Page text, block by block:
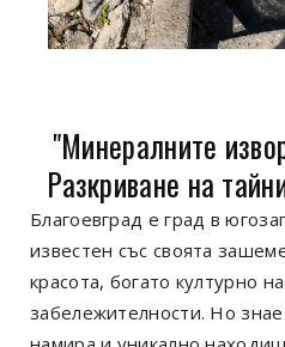
"Минералните
Разкриване на
Благоевград е град в
известен със своята
красота, богато културно
забележителности. Но